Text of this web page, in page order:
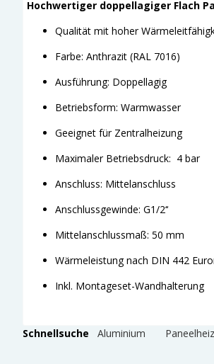
Hochwertiger doppellagiger Flach
Qualität mit hoher
Farbe: Anthrazit (RAL 7016)
Ausführung: Doppellagig
Betriebsform: Warmwasser
Geeignet für Zentralheizung
Maximaler Betriebsdruck: 4 bar
Anschluss: Mittelanschluss
Anschlussgewinde: G1/2‘‘
Mittelanschlussmaß: 50 mm
Wärmeleistung nach DIN 442
Inkl. Montageset-Wandhalterung
Schnellsuche Aluminium